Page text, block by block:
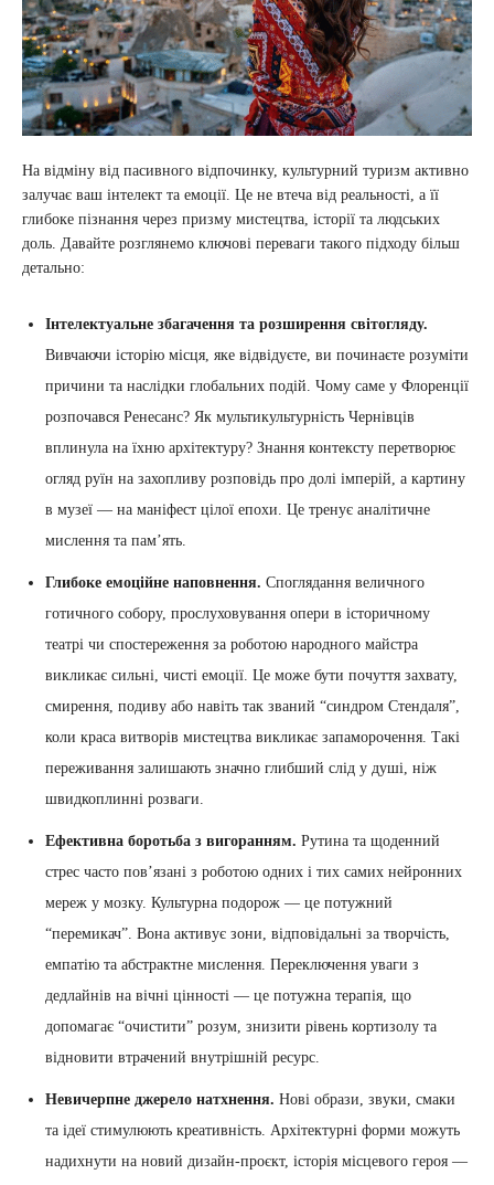
На відміну від пасивного відпочинку, культурний туризм активно
залучає ваш інтелект та емоції. Це не втеча від реальності, а її
глибоке пізнання через призму мистецтва, історії та людських
доль. Давайте розглянемо ключові переваги такого підходу більш
детально:
Інтелектуальне збагачення та розширення світогляду.
Вивчаючи історію місця, яке відвідуєте, ви починаєте розуміти
причини та наслідки глобальних подій. Чому саме у Флоренції
розпочався Ренесанс? Як мультикультурність Чернівців
вплинула на їхню архітектуру? Знання контексту перетворює
огляд руїн на захопливу розповідь про долі імперій, а картину
в музеї — на маніфест цілої епохи. Це тренує аналітичне
мислення та пам’ять.
Глибоке емоційне наповнення. Споглядання величного
готичного собору, прослуховування опери в історичному
театрі чи спостереження за роботою народного майстра
викликає сильні, чисті емоції. Це може бути почуття захвату,
смирення, подиву або навіть так званий “синдром Стендаля”,
коли краса витворів мистецтва викликає запаморочення. Такі
переживання залишають значно глибший слід у душі, ніж
швидкоплинні розваги.
Ефективна боротьба з вигоранням. Рутина та щоденний
стрес часто пов’язані з роботою одних і тих самих нейронних
мереж у мозку. Культурна подорож — це потужний
“перемикач”. Вона активує зони, відповідальні за творчість,
емпатію та абстрактне мислення. Переключення уваги з
дедлайнів на вічні цінності — це потужна терапія, що
допомагає “очистити” розум, знизити рівень кортизолу та
відновити втрачений внутрішній ресурс.
Невичерпне джерело натхнення. Нові образи, звуки, смаки
та ідеї стимулюють креативність. Архітектурні форми можуть
надихнути на новий дизайн-проєкт, історія місцевого героя —